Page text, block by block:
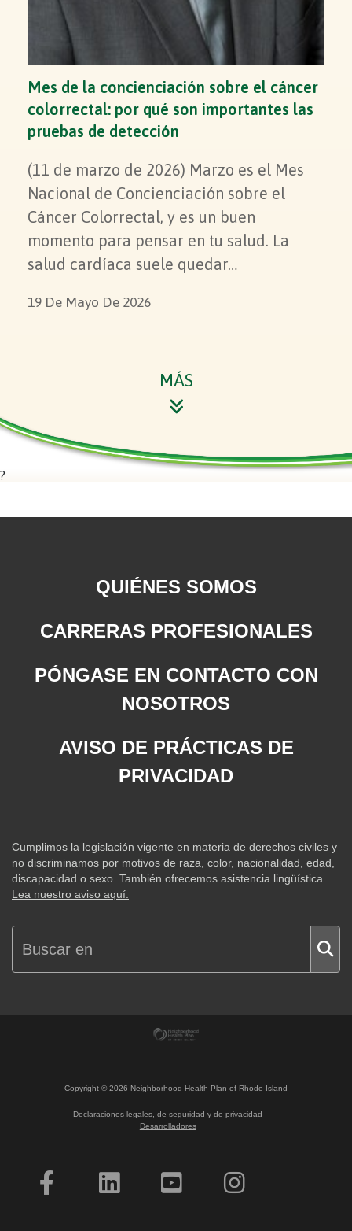
Mes de la concienciación sobre el cáncer
colorrectal: por qué son importantes las
pruebas de detección
(11 de marzo de 2026) Marzo es el Mes
Nacional de Concienciación sobre el
Cáncer Colorrectal, y es un buen
momento para pensar en tu salud. La
salud cardíaca suele quedar…
19 De Mayo De 2026
MÁS
SIGUIENTE
?
QUIÉNES SOMOS
CARRERAS PROFESIONALES
PÓNGASE EN CONTACTO CON
NOSOTROS
AVISO DE PRÁCTICAS DE
PRIVACIDAD
Cumplimos la legislación vigente en materia de derechos civiles y
no discriminamos por motivos de raza, color, nacionalidad, edad,
discapacidad o sexo. También ofrecemos asistencia lingüística.
Lea nuestro aviso aquí.
Copyright ©2026 Neighborhood Health Plan of Rhode Island
Declaraciones legales, de seguridad y de privacidad
Desarrolladores
Póngase en contacto con nosotros